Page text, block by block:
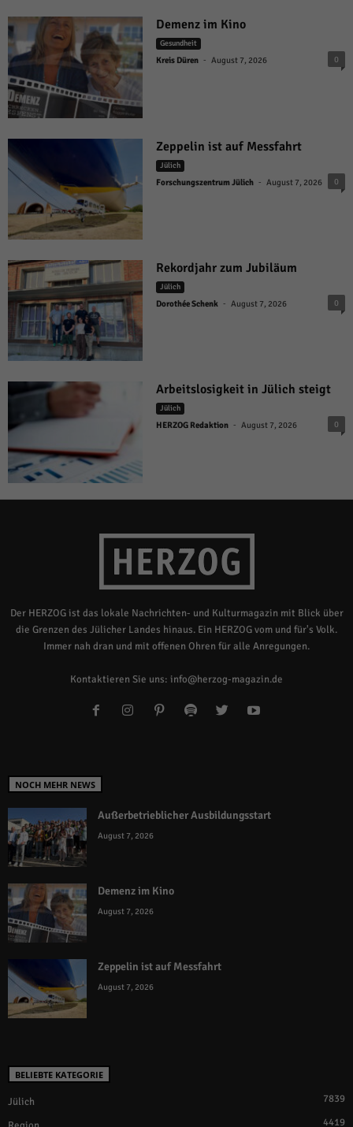
Demenz im Kino
Gesundheit
Kreis Düren - August 7, 2026 0
Zeppelin ist auf Messfahrt
Jülich
Forschungszentrum Jülich - August 7, 2026 0
Rekordjahr zum Jubiläum
Jülich
Dorothée Schenk - August 7, 2026 0
Arbeitslosigkeit in Jülich steigt
Jülich
HERZOG Redaktion - August 7, 2026 0
Der HERZOG ist das lokale Nachrichten- und Kulturmagazin mit Blick über
die Grenzen des Jülicher Landes hinaus. Ein HERZOG vom und für's Volk.
Immer nah dran und mit offenen Ohren für alle Anregungen.
Kontaktieren Sie uns: info@herzog-magazin.de
NOCH MEHR NEWS
Außerbetrieblicher Ausbildungsstart
August 7, 2026
Demenz im Kino
August 7, 2026
Zeppelin ist auf Messfahrt
August 7, 2026
BELIEBTE KATEGORIE
Jülich 7839
4419